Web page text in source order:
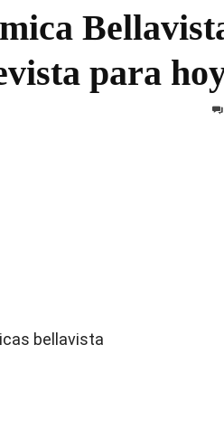
Semana
para